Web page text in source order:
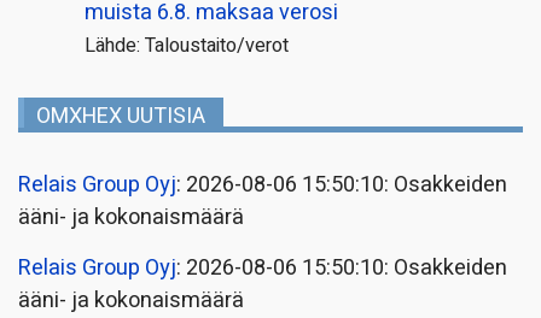
muista 6.8. maksaa verosi
Lähde: Taloustaito/verot
OMXHEX UUTISIA
Relais Group Oyj: 2026-08-06 15:50:10: Osakkeiden
ääni- ja kokonaismäärä
Relais Group Oyj: 2026-08-06 15:50:10: Osakkeiden
ääni- ja kokonaismäärä